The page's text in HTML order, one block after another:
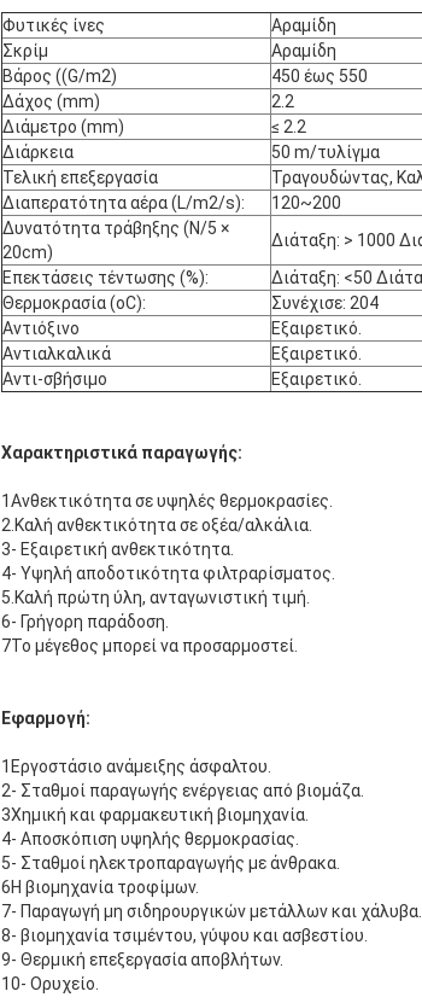
Φυτικές ίνες
Αραμίδη
Σκρίμ
Αραμίδη
Βάρος ((G/m2)
450 έως 550
Δάχος (mm)
2.2
Διάμετρο (mm)
≤ 2.2
Διάρκεια
50 m/τυλίγμα
Τελική επεξεργασία
Τραγουδώντας,
Διαπερατότητα αέρα (L/m2/s):
120~200
Δυνατότητα τράβηξης (N/5 ×
20cm)
Διάταξη: > 1000
Επεκτάσεις τέντωσης (%):
Διάταξη: <50
Θερμοκρασία (oC):
Συνέχισε: 204
Αντιόξινο
Εξαιρετικό.
Αντιαλκαλικά
Εξαιρετικό.
Αντι-σβήσιμο
Εξαιρετικό.
Χαρακτηριστικά παραγωγής:
1Ανθεκτικότητα σε υψηλές θερμοκρασίες.
2.Καλή ανθεκτικότητα σε οξέα/αλκάλια.
3- Εξαιρετική ανθεκτικότητα.
4- Υψηλή αποδοτικότητα φιλτραρίσματος.
5.Καλή πρώτη ύλη, ανταγωνιστική τιμή.
6- Γρήγορη παράδοση.
7Το μέγεθος μπορεί να προσαρμοστεί.
Εφαρμογή:
1Εργοστάσιο ανάμειξης άσφαλτου.
2- Σταθμοί παραγωγής ενέργειας από βιομάζα.
3Χημική και φαρμακευτική βιομηχανία.
4- Αποσκόπιση υψηλής θερμοκρασίας.
5- Σταθμοί ηλεκτροπαραγωγής με άνθρακα.
6Η βιομηχανία τροφίμων.
7- Παραγωγή μη σιδηρουργικών μετάλλων και χάλυβα.
8- βιομηχανία τσιμέντου, γύψου και ασβεστίου.
9- Θερμική επεξεργασία αποβλήτων.
10- Ορυχείο.